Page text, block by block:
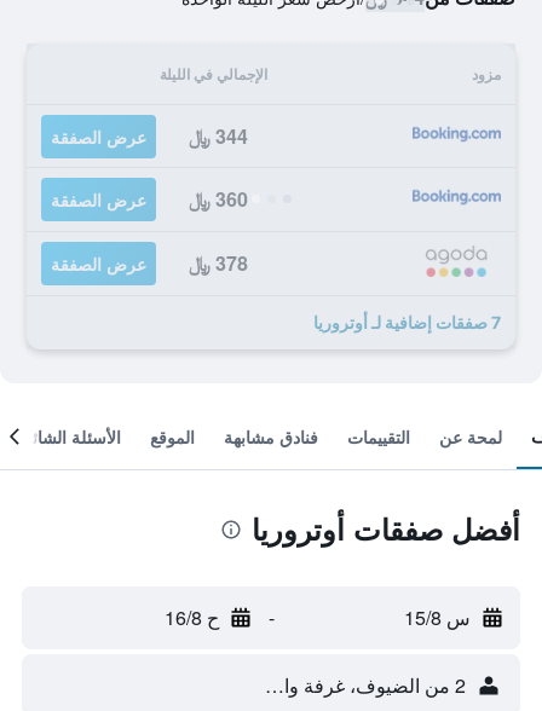
مزود الإجمالي في الليلة
344 ﷼ عرض الصفقة
360 ﷼ عرض الصفقة
378 ﷼ عرض الصفقة
7 صفقات إضافية لـ أوتروريا
لمحة عن التقييمات فنادق مشابهة الموقع الأسئلة الشائعة
أفضل صفقات أوتروريا
س 15/8 - ح 16/8
2 من الضيوف، غرفة واحدة